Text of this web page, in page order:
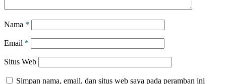
Nama *
Email *
Situs Web
Simpan nama, email, dan situs web saya pada peramban ini